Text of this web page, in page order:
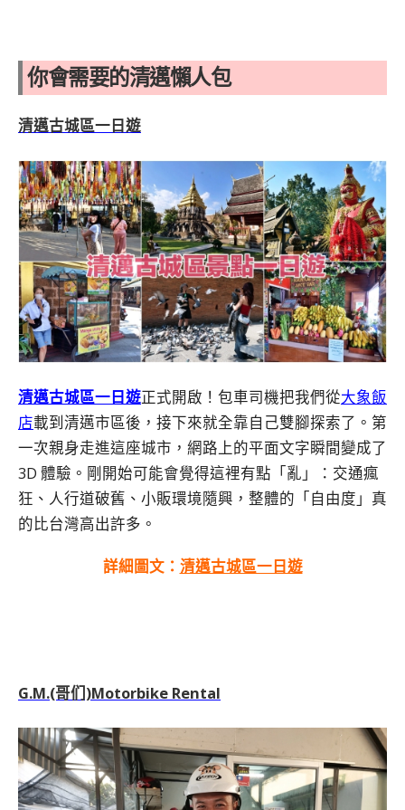
你會需要的清邁懶人包
清邁古城區一日遊
清邁古城區一日遊正式開啟！包車司機把我們從大象飯
店載到清邁市區後，接下來就全靠自己雙腳探索了。第
一次親身走進這座城市，網路上的平面文字瞬間變成了
3D 體驗。剛開始可能會覺得這裡有點「亂」：交通瘋
狂、人行道破舊、小販環境隨興，整體的「自由度」真
的比台灣高出許多。
詳細圖文： 清邁古城區一日遊
G.M.(哥们)Motorbike Rental